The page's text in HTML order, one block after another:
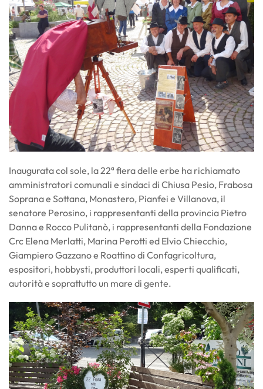
Inaugurata col sole, la 22ª fiera delle erbe ha richiamato
amministratori comunali e sindaci di Chiusa Pesio, Frabosa
Soprana e Sottana, Monastero, Pianfei e Villanova, il
senatore Perosino, i rappresentanti della provincia Pietro
Danna e Rocco Pulitanò, i rappresentanti della Fondazione
Crc Elena Merlatti, Marina Perotti ed Elvio Chiecchio,
Giampiero Gazzano e Roattino di Confagricoltura,
espositori, hobbysti, produttori locali, esperti qualificati,
autorità e soprattutto un mare di gente.